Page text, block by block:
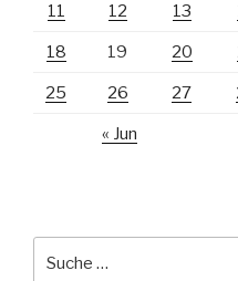
11 12 13
18 19 20
25 26 27
« Jun